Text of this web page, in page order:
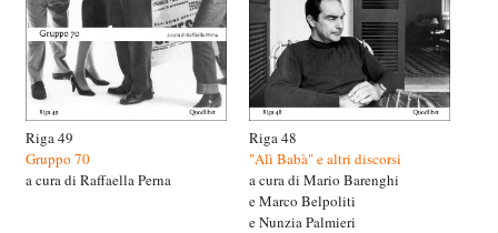
Riga 49
Gruppo 70
a cura di Raffaella Perna
Riga 48
"Alì Babà" e altri discorsi
a cura di Mario Barenghi
e Marco Belpoliti
e Nunzia Palmieri